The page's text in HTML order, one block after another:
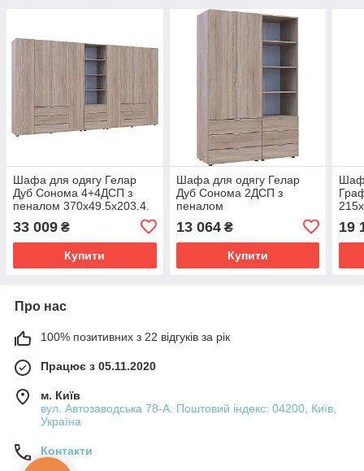
Шафа для одягу Гелар
Дуб Сонома 4+4ДСП з
пеналом 370х49.5х203.4.
дводверна
33 009 ₴
Купити
Шафа для одягу Гелар
Дуб Сонома 2ДСП з
пеналом
137.5х49.5х203.4. Шафа
для одягу дводверна
13 064₴
Купити
19
Про нас
100% позитивних з 22 відгуків за рік
Працює з 05.11.2020
м. Київ
вул. Автозаводська 78-А. Поштовий індекс: 04200, Київ,
Україна
Контакти